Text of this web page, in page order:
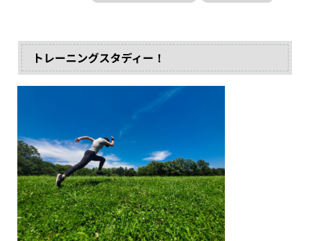
トレーニングスタディー！